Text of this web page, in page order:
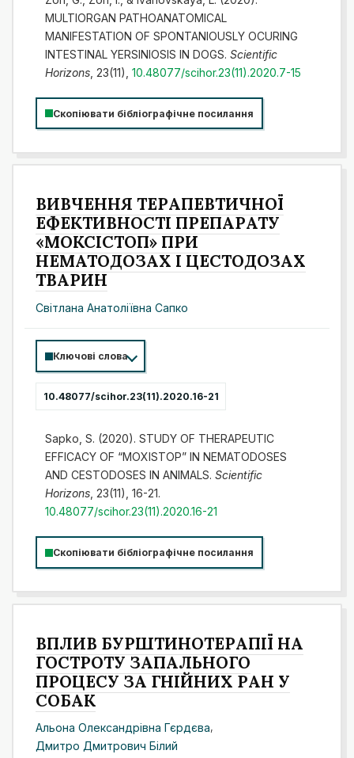
MULTIORGAN PATHOANATOMICAL
MANIFESTATION OF SPONTANIOUSLY OCURING
INTESTINAL YERSINIOSIS IN DOGS. Scientific
Horizons, 23(11), 10.48077/scihor.23(11).2020.7-15
Скопіювати бібліографічне посилання
ВИВЧЕННЯ ТЕРАПЕВТИЧНОЇ
ЕФЕКТИВНОСТІ ПРЕПАРАТУ
«МОКСІСТОП» ПРИ
НЕМАТОДОЗАХ І ЦЕСТОДОЗАХ
ТВАРИН
Світлана Анатоліївна Сапко
Ключові слова
10.48077/scihor.23(11).2020.16-21
Sapko, S. (2020). STUDY OF THERAPEUTIC
EFFICACY OF “MOXISTOP” IN NEMATODOSES
AND CESTODOSES IN ANIMALS. Scientific
Horizons, 23(11), 16-21.
10.48077/scihor.23(11).2020.16-21
Скопіювати бібліографічне посилання
ВПЛИВ БУРШТИНОТЕРАПІЇ НА
ГОСТРОТУ ЗАПАЛЬНОГО
ПРОЦЕСУ ЗА ГНІЙНИХ РАН У
СОБАК
Альона Олександрівна Гєрдєва,
Дмитро Дмитрович Білий